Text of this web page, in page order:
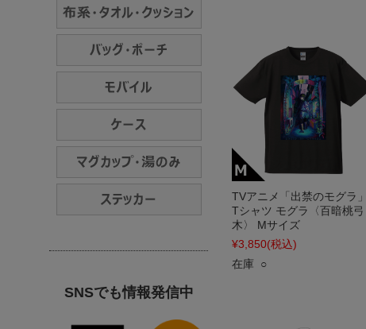
TVアニメ「出禁のモグラ」
Tシャツ モグラ〈百暗桃弓
木〉 Mサイズ
¥3,850(税込)
在庫 ○
SNSでも情報発信中